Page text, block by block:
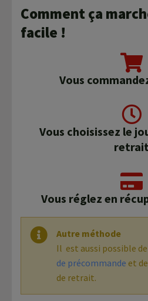
Comment ça
facile !
Vous
Vous choisissez le
retrait
Vous réglez en
Autre méthode
Il est aussi possible de
de précommande et
de retrait.